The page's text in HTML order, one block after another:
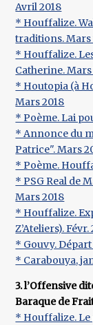
Avril 2018
* Houffalize.
traditions. Mars
* Houffalize.
Catherine. Mars
* Houtopia (à
Mars 2018
* Poème. Lai
* Annonce du
Patrice". Mars
* Poème.
* PSG Real de
Mars 2018
* Houffalize.
Z’Ateliers). Févr.
* Gouvy. Départ
* Carabouya,
3. l’Offensive
Baraque de
* Houffalize. Le